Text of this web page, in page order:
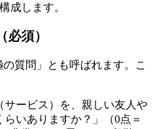
成します。
須）
質問」とも呼ばれます。こ
サービス）を、親しい友人や
いありますか？」（0点＝